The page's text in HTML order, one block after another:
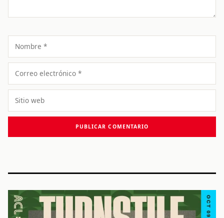
Nombre
Correo
electrónico
Sitio
web